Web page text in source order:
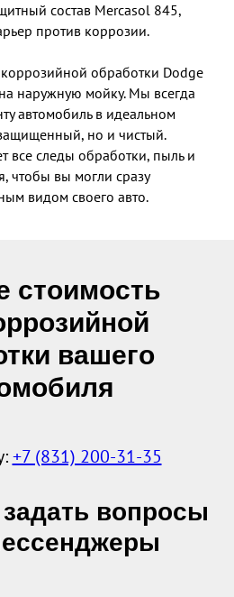
состав Mercasol 845,
против коррозии.
обработки Dodge
наружную мойку. Мы всегда
автомобиль в идеальном
но и чистый.
все следы обработки, пыль и
чтобы вы могли сразу
видом своего авто.
стоимость
вашего
+7 (831) 200-31-35
вопросы